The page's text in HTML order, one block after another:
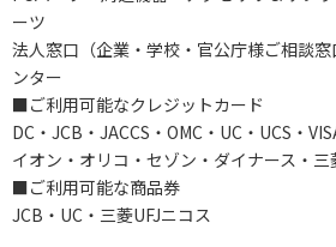
ーツ
法人窓口（企業・学校・官公庁様ご相談
ンター
■ご利用可能なクレジットカード
DC・JCB・JACCS・OMC・UC・UCS・
イオン・オリコ・セゾン・ダイナース・三
■ご利用可能な商品券
JCB・UC・三菱UFJニコス